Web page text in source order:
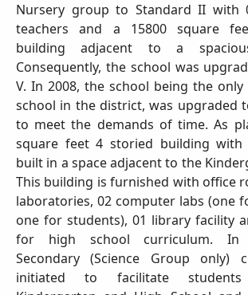
Nursery group to Standard II with
teachers and a 15800 square
building adjacent to a
Consequently, the school was
V. In 2008, the school being the only
school in the district, was upgraded
to meet the demands of time. As
square feet 4 storied building with
built in a space adjacent to the
This building is furnished with office
laboratories, 02 computer labs (one
one for students), 01 library facility
for high school curriculum. In
Secondary (Science Group only)
initiated to facilitate students